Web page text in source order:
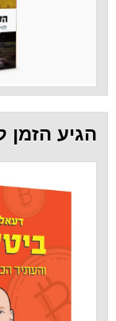
הזמן ללמוד